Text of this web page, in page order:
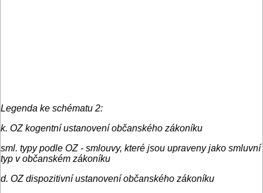
Legenda ke schématu 2:
k. OZ kogentní ustanovení občanského zákoníku
sml. typy podle OZ - smlouvy, které jsou upraveny jako smluvní
typ v občanském zákoníku
d. OZ dispozitivní ustanovení občanského zákoníku